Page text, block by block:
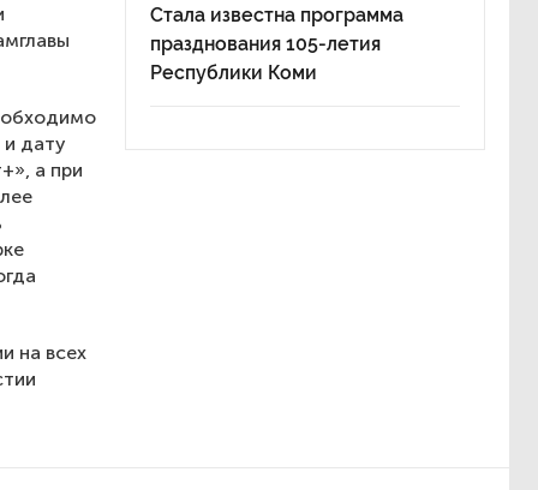
и дату
а при
на всех
Стала известна программа
празднования 105-летия
Республики Коми